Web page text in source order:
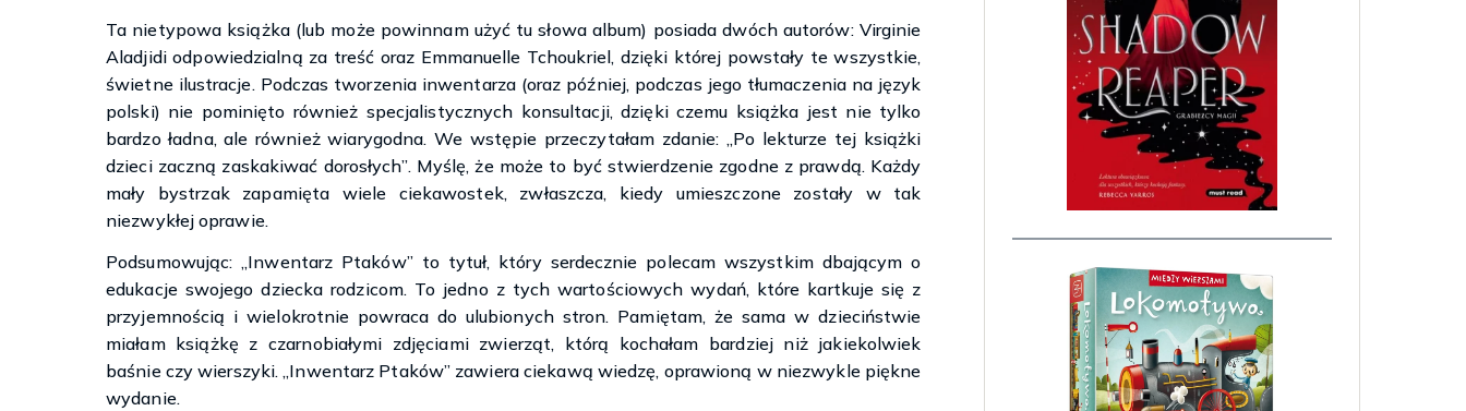
Ta nietypowa książka (lub może powinnam użyć tu słowa album) posiada dwóch autorów: Virginie
Aladjidi odpowiedzialną za treść oraz Emmanuelle Tchoukriel, dzięki której powstały te wszystkie,
świetne ilustracje. Podczas tworzenia inwentarza (oraz później, podczas jego tłumaczenia na język
polski) nie pominięto również specjalistycznych konsultacji, dzięki czemu książka jest nie tylko
bardzo ładna, ale również wiarygodna. We wstępie przeczytałam zdanie: „Po lekturze tej książki
dzieci zaczną zaskakiwać dorosłych”. Myślę, że może to być stwierdzenie zgodne z prawdą. Każdy
mały bystrzak zapamięta wiele ciekawostek, zwłaszcza, kiedy umieszczone zostały w tak
niezwykłej oprawie.
Podsumowując: „Inwentarz Ptaków” to tytuł, który serdecznie polecam wszystkim dbającym o
edukacje swojego dziecka rodzicom. To jedno z tych wartościowych wydań, które kartkuje się z
przyjemnością i wielokrotnie powraca do ulubionych stron. Pamiętam, że sama w dzieciństwie
miałam książkę z czarnobiałymi zdjęciami zwierząt, którą kochałam bardziej niż jakiekolwiek
baśnie czy wierszyki. „Inwentarz Ptaków” zawiera ciekawą wiedzę, oprawioną w niezwykle piękne
wydanie.